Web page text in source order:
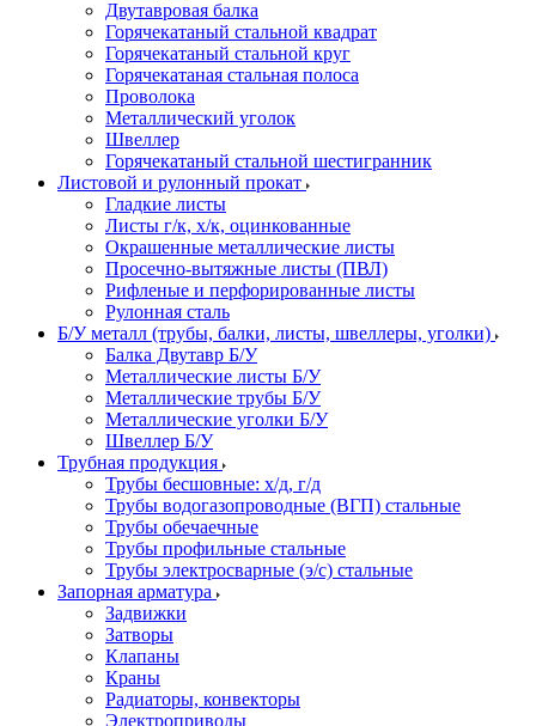
Двутавровая балка
Горячекатаный стальной квадрат
Горячекатаный стальной круг
Горячекатаная стальная полоса
Проволока
Металлический уголок
Швеллер
Горячекатаный стальной шестигранник
Листовой и рулонный прокат
Гладкие листы
Листы г/к, х/к, оцинкованные
Окрашенные металлические листы
Просечно-вытяжные листы (ПВЛ)
Рифленые и перфорированные листы
Рулонная сталь
Б/У металл (трубы, балки, листы, швеллеры, уголки)
Балка Двутавр Б/У
Металлические листы Б/У
Металлические трубы Б/У
Металлические уголки Б/У
Швеллер Б/У
Трубная продукция
Трубы бесшовные: х/д, г/д
Трубы водогазопроводные (ВГП) стальные
Трубы обечаечные
Трубы профильные стальные
Трубы электросварные (э/с) стальные
Запорная арматура
Задвижки
Затворы
Клапаны
Краны
Радиаторы, конвекторы
Электроприводы